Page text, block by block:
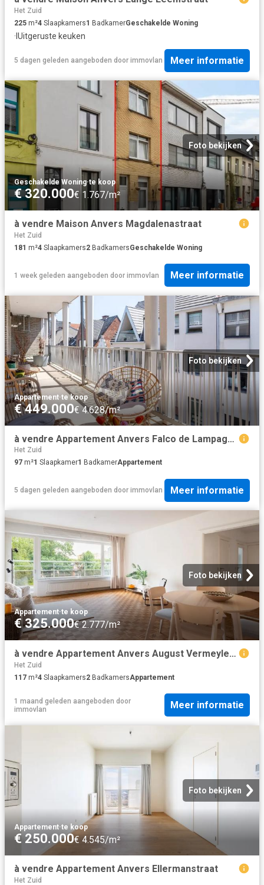
Het Zuid
225 m²4 Slaapkamers1 BadkamerGeschakelde Woning
· IUitgeruste keuken
5 dagen geleden aangeboden door immovlan Meer informatie
Foto bekijken
Geschakelde Woning·te koop
€ 320.000€ 1.767/m²
à vendre Maison Anvers Magdalenastraat
Het Zuid
181 m²4 Slaapkamers2 BadkamersGeschakelde Woning
1 week geleden aangeboden door immovlan Meer informatie
Foto bekijken
Appartement·te koop
€ 449.000€ 4.628/m²
à vendre Appartement Anvers Falco de Lampageplein
Het Zuid
97 m²1 Slaapkamer1 BadkamerAppartement
5 dagen geleden aangeboden door immovlan Meer informatie
Foto bekijken
Appartement·te koop
€ 325.000€ 2.777/m²
à vendre Appartement Anvers August Vermeylenlaan
Het Zuid
117 m²4 Slaapkamers2 BadkamersAppartement
1 maand geleden aangeboden door
immovlan
Meer informatie
Foto bekijken
Appartement·te koop
€ 250.000€ 4.545/m²
à vendre Appartement Anvers Ellermanstraat
Het Zuid